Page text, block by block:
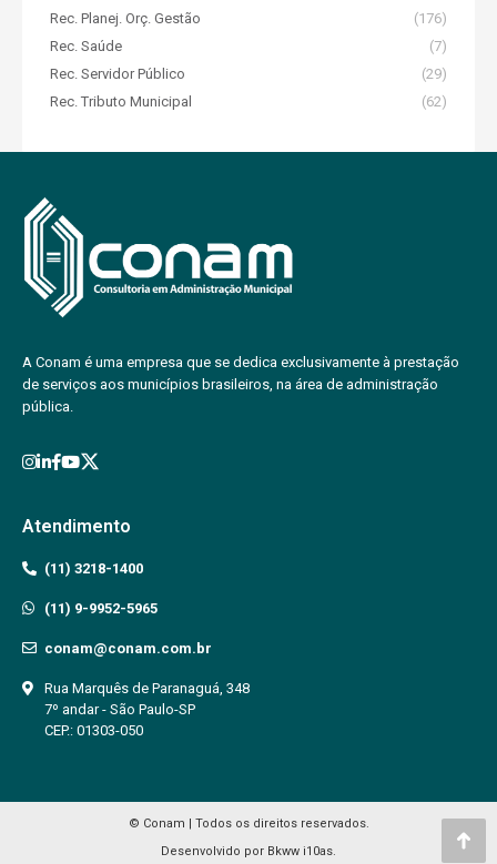
Rec. Planej. Orç. Gestão
(176)
Rec. Saúde
(7)
Rec. Servidor Público
(29)
Rec. Tributo Municipal
(62)
A Conam é uma empresa que se dedica exclusivamente à prestação
de serviços aos municípios brasileiros, na área de administração
pública.
Atendimento
(11) 3218-1400
(11) 9-9952-5965
conam@conam.com.br
Rua Marquês de Paranaguá, 348
7º andar - São Paulo-SP
CEP.: 01303-050
© Conam | Todos os direitos reservados.
Desenvolvido por Bkww i10as.
Go